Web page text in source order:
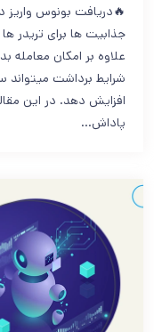
🔥دریافت بونوس
جذابیت ها برای تریدر
علاوه بر امکان معامله
شرایط برداشت میتواند
افزایش دهد. در این
پاداش…